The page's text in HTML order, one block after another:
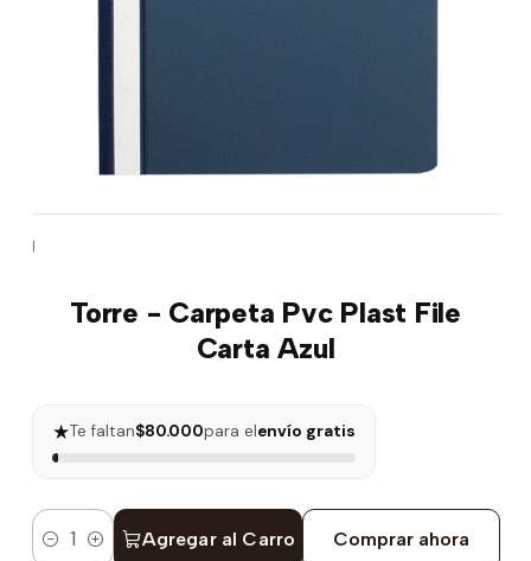
|
Torre - Carpeta Pvc Plast File
Carta Azul
★Te faltan$80.000para elenvío gratis
Cantidad Agregar al Carro Comprar ahora